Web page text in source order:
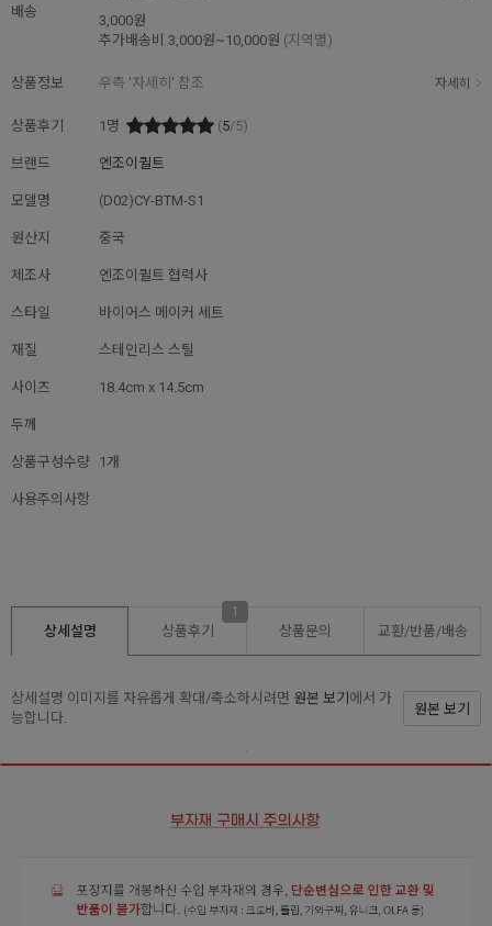
배송
3,000원
추가배송비 3,000원~10,000원 (지역별)
상품정보 우측 '자세히' 참조 자세히
상품후기 1 명 (5/5)
브랜드 엔조이퀼트
모델명 (D02)CY-BTM-S1
원산지 중국
제조사 엔조이퀼트 협력사
스타일 바이어스 메이커 세트
재질 스테인리스 스틸
사이즈 18.4cm x 14.5cm
두께
상품구성수량 1개
사용주의사항
상세설명 상품후기
1
상품문의 교환/반품/배송
상세설명 이미지를 자유롭게 확대/축소하시려면 원본 보기 에서 가
능합니다.
원본 보기